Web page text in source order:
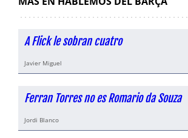
A Flick le sobran cuatro
Javier Miguel
Ferran Torres no es Romario da Souza
Jordi Blanco